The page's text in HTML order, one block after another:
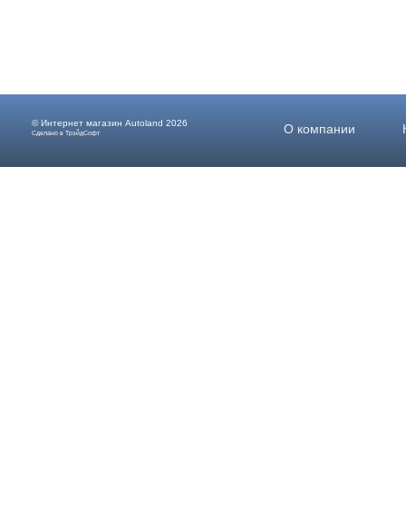
© Интернет магазин Autoland 2026
Сделано в ТрэйдСофт О компании